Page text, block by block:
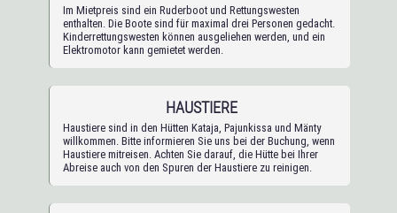
Im Mietpreis sind ein Ruderboot und Rettungswesten
enthalten. Die Boote sind für maximal drei Personen gedacht.
Kinderrettungswesten können ausgeliehen werden, und ein
Elektromotor kann gemietet werden.
HAUSTIERE
Haustiere sind in den Hütten Kataja, Pajunkissa und Mänty
willkommen. Bitte informieren Sie uns bei der Buchung, wenn
Haustiere mitreisen. Achten Sie darauf, die Hütte bei Ihrer
Abreise auch von den Spuren der Haustiere zu reinigen.